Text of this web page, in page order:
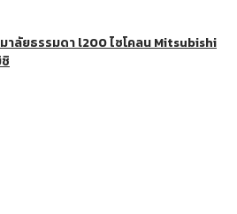
มาลัยธรรมดา l200 ไซโคลน Mitsubishi